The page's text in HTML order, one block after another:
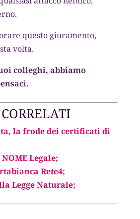
questo giuramento,
volta.
colleghi, abbiamo
la frode dei certificati di
Legale;
Rete4;
Legge Naturale;